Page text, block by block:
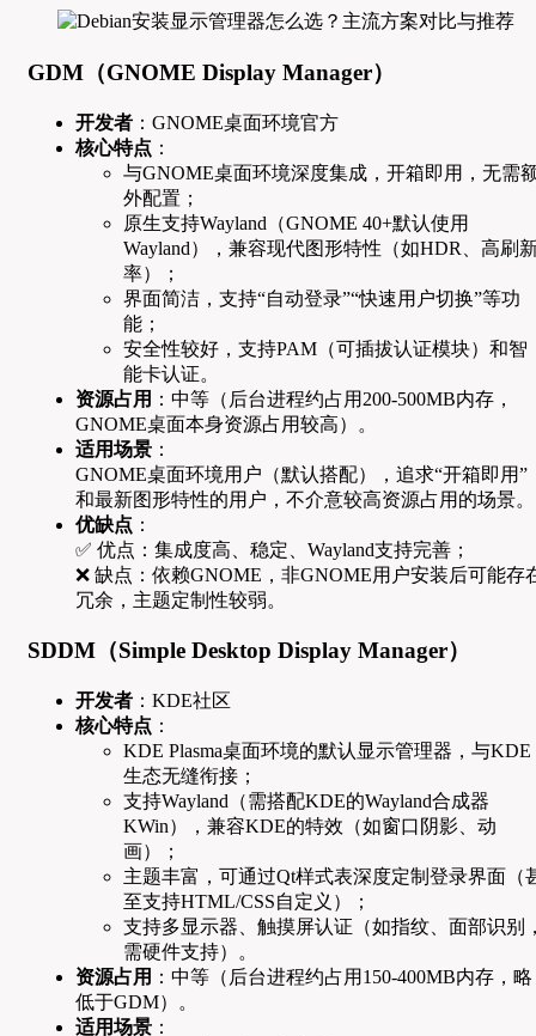
GDM（GNOME Display Manager）
开发者 ：GNOME桌面环境官方
核心特点 ：
与GNOME桌面环境深度集成，开箱即用，无需
外配置；
原生支持Wayland（GNOME 40+默认使用
Wayland），兼容现代图形特性（如HDR、高刷
率）；
界面简洁，支持“自动登录”“快速用户切换”等功
能；
安全性较好，支持PAM（可插拔认证模块）和智
能卡认证。
资源占用 ：中等（后台进程约占用200-500MB内存，
GNOME桌面本身资源占用较高）。
适用场景 ：
GNOME桌面环境用户（默认搭配），追求“开箱即用”
和最新图形特性的用户，不介意较高资源占用的场景。
优缺点 ：
✅ 优点：集成度高、稳定、Wayland支持完善；
❌ 缺点：依赖GNOME，非GNOME用户安装后可能存
冗余，主题定制性较弱。
SDDM（Simple Desktop Display Manager）
开发者 ：KDE社区
核心特点 ：
KDE Plasma桌面环境的默认显示管理器，与KDE
生态无缝衔接；
支持Wayland（需搭配KDE的Wayland合成器
KWin），兼容KDE的特效（如窗口阴影、动
画）；
主题丰富，可通过Qt样式表深度定制登录界面（
至支持HTML/CSS自定义）；
支持多显示器、触摸屏认证（如指纹、面部识别
需硬件支持）。
资源占用 ：中等（后台进程约占用150-400MB内存，略
低于GDM）。
适用场景 ：